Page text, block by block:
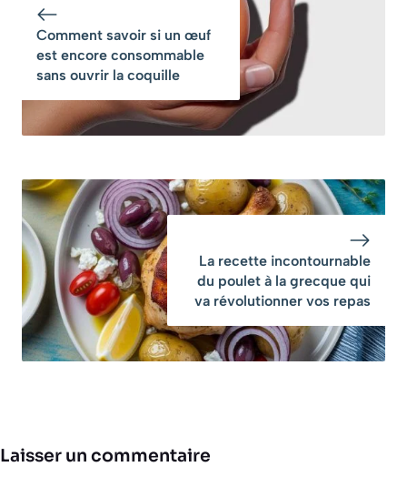
temps à la poêle
Comment savoir si un œuf
est encore consommable
sans ouvrir la coquille
La recette incontournable
du poulet à la grecque qui
va révolutionner vos repas
Laisser un commentaire